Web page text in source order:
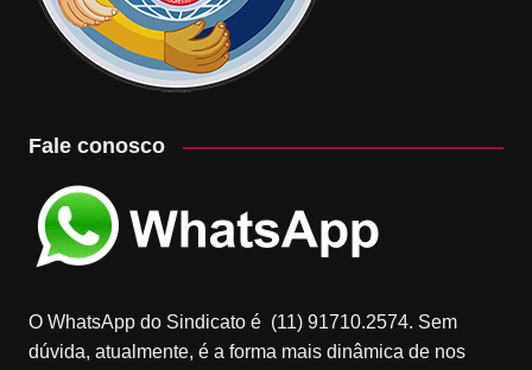
Fale conosco
O WhatsApp do Sindicato é (11) 91710.2574. Sem
dúvida, atualmente, é a forma mais dinâmica de nos